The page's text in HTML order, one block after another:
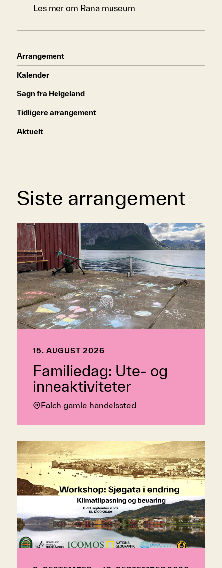
Arrangement
Kalender
Sagn fra Helgeland
Tidligere arrangement
Aktuelt
Les mer om Rana museum
Siste arrangement
15. AUGUST 2026
Familiedag: Ute- og
inneaktiviteter
Falch gamle handelssted